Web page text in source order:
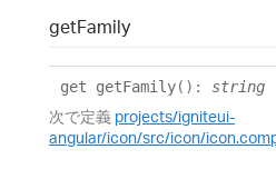
getFamily
get getFamily() : string
次で定義 projects/igniteui-
angular/icon/src/icon/